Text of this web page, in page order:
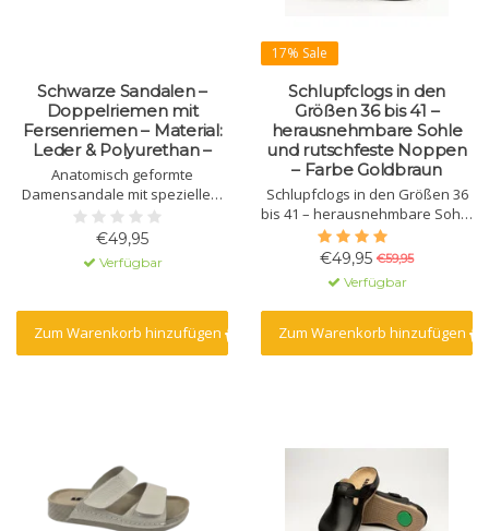
Schwarze Sandalen –
Doppelriemen mit
Fersenriemen – Material:
Leder & Polyurethan –
Anatomisch geformte
Damensandale mit speziellem
Profil und Massagegel.
Gefertigt aus Naturleder mit
Polyurethansohle.
€49,95
Verfügbar
Zum Warenkorb hinzufügen
17% Sale
Schlupfclogs in den
Größen 36 bis 41 –
herausnehmbare Sohle
und rutschfeste Noppen
– Farbe Goldbraun
Schlupfclogs in den Größen 36
bis 41 – herausnehmbare Sohle
und rutschfeste Noppen –
Farbe Goldbraun
€49,95 €59,95
Verfügbar
Zum Warenkorb hinzufügen